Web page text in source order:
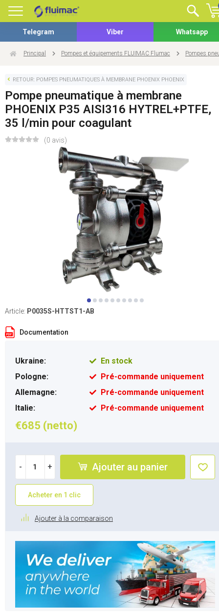
Telegram Viber Whatsapp
Principal Pompes et équipements FLUIMAC Flumac Pompes
RETOUR: POMPES PNEUMATIQUES À MEMBRANE PHOENIX PHOENIX
Pompe pneumatique à membrane
PHOENIX P35 AISI316 HYTREL+PTFE,
35 l/min pour coagulant
(0 avis)
Article: P0035S-HTTST1-AB
Documentation
Ukraine:
En stock
Pologne:
Pré-commande uniquement
Allemagne:
Pré-commande uniquement
Italie:
Pré-commande uniquement
€685 (netto)
- + Ajouter au panier
Acheter en 1 clic
Ajouter à la comparaison